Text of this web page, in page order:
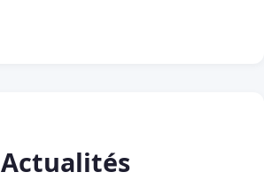
Actualités